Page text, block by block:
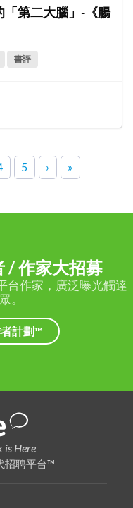
第二大腦」-《腸
書評
5 › »
/ 作家大招募
台作家，廣泛曝光觸達
。
者計劃™
is Here
招聘平台™